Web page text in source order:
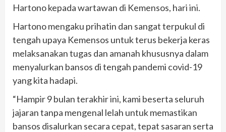
Hartono kepada wartawan di Kemensos, hari ini.
Hartono mengaku prihatin dan sangat terpukul di
tengah upaya Kemensos untuk terus bekerja keras
melaksanakan tugas dan amanah khususnya dalam
menyalurkan bansos di tengah pandemi covid-19
yang kita hadapi.
“Hampir 9 bulan terakhir ini, kami beserta seluruh
jajaran tanpa mengenal lelah untuk memastikan
bansos disalurkan secara cepat, tepat sasaran serta